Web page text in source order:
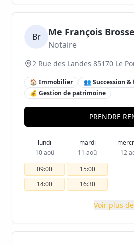
Br Me François
Notaire
2 Rue des Landes 85170 Le
🏠 Immobilier 👥 Succession
💰 Gestion de patrimoine
PRENDRE
lundi
10 aoû
09:00
14:00
mardi
11 aoû
15:00
16:30
12
-
Voir plus